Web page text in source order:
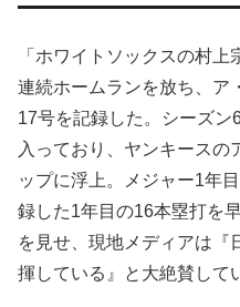
「ホワイトソックスの村
連続ホームランを放ち、ア
17号を記録した。シーズ
入っており、ヤンキースの
ップに浮上。メジャー1年
録した1年目の16本塁打を
を見せ、現地メディアは『
揮している』と大絶賛して